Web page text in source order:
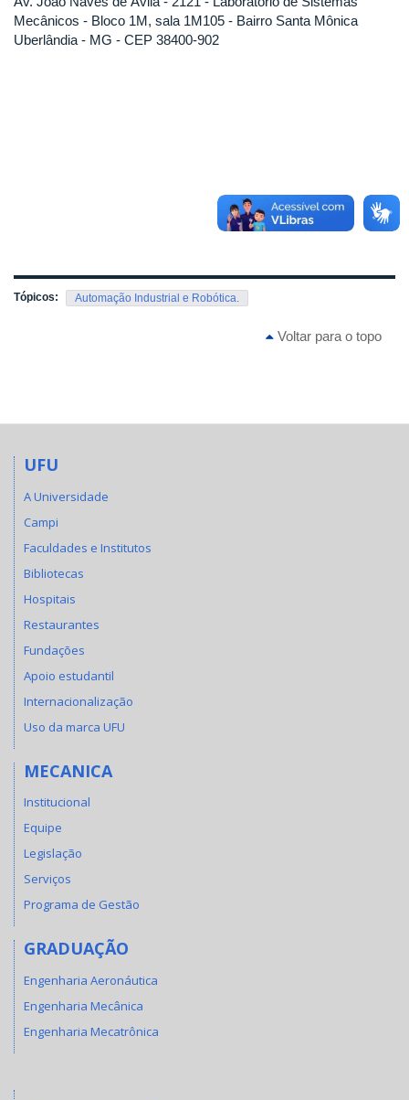
Mecânicos - Bloco 1M, sala 1M105 - Bairro Santa Mônica
Uberlândia - MG - CEP 38400-902
Tópicos: Automação Industrial e Robótica.
Voltar para o topo
UFU
A Universidade
Campi
Faculdades e Institutos
Bibliotecas
Hospitais
Restaurantes
Fundações
Apoio estudantil
Internacionalização
Uso da marca UFU
MECANICA
Institucional
Equipe
Legislação
Serviços
Programa de Gestão
GRADUAÇÃO
Engenharia Aeronáutica
Engenharia Mecânica
Engenharia Mecatrônica